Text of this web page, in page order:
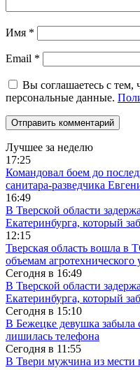
Имя *
Email *
Вы соглашаетесь с
персональные данные.
Лучшее за неделю
17:25
Командовал боем до
санитара-разведчика
16:49
В Тверской области
Екатеринбурга, который
12:15
Тверская область вошла в
объемам агротехнического
Сегодня в 16:49
В Тверской области
Екатеринбурга, который
Сегодня в 15:10
В Бежецке девушка забыла
лишилась телефона
Сегодня в 11:55
В Твери мужчина из мести